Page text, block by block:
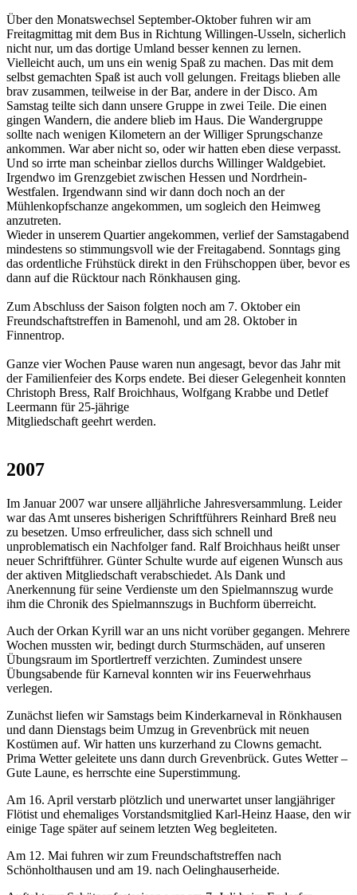
Über den Monatswechsel September-Oktober fuhren wir am
Freitagmittag mit dem Bus in Richtung Willingen-Usseln, sicherlich
nicht nur, um das dortige Umland besser kennen zu lernen.
Vielleicht auch, um uns ein wenig Spaß zu machen. Das mit dem
selbst gemachten Spaß ist auch voll gelungen. Freitags blieben alle
brav zusammen, teilweise in der Bar, andere in der Disco. Am
Samstag teilte sich dann unsere Gruppe in zwei Teile. Die einen
gingen Wandern, die andere blieb im Haus. Die Wandergruppe
sollte nach wenigen Kilometern an der Williger Sprungschanze
ankommen. War aber nicht so, oder wir hatten eben diese verpasst.
Und so irrte man scheinbar ziellos durchs Willinger Waldgebiet.
Irgendwo im Grenzgebiet zwischen Hessen und Nordrhein-
Westfalen. Irgendwann sind wir dann doch noch an der
Mühlenkopfschanze angekommen, um sogleich den Heimweg
anzutreten.
Wieder in unserem Quartier angekommen, verlief der Samstagabend
mindestens so stimmungsvoll wie der Freitagabend. Sonntags ging
das ordentliche Frühstück direkt in den Frühschoppen über, bevor es
dann auf die Rücktour nach Rönkhausen ging.
Zum Abschluss der Saison folgten noch am 7. Oktober ein
Freundschaftstreffen in Bamenohl, und am 28. Oktober in
Finnentrop.
Ganze vier Wochen Pause waren nun angesagt, bevor das Jahr mit
der Familienfeier des Korps endete. Bei dieser Gelegenheit konnten
Christoph Bress, Ralf Broichhaus, Wolfgang Krabbe und Detlef
Leermann für 25-jährige
Mitgliedschaft geehrt werden.
2007
Im Januar 2007 war unsere alljährliche Jahresversammlung. Leider
war das Amt unseres bisherigen Schriftführers Reinhard Breß neu
zu besetzen. Umso erfreulicher, dass sich schnell und
unproblematisch ein Nachfolger fand. Ralf Broichhaus heißt unser
neuer Schriftführer. Günter Schulte wurde auf eigenen Wunsch aus
der aktiven Mitgliedschaft verabschiedet. Als Dank und
Anerkennung für seine Verdienste um den Spielmannszug wurde
ihm die Chronik des Spielmannszugs in Buchform überreicht.
Auch der Orkan Kyrill war an uns nicht vorüber gegangen. Mehrere
Wochen mussten wir, bedingt durch Sturmschäden, auf unseren
Übungsraum im Sportlertreff verzichten. Zumindest unsere
Übungsabende für Karneval konnten wir ins Feuerwehrhaus
verlegen.
Zunächst liefen wir Samstags beim Kinderkarneval in Rönkhausen
und dann Dienstags beim Umzug in Grevenbrück mit neuen
Kostümen auf. Wir hatten uns kurzerhand zu Clowns gemacht.
Prima Wetter geleitete uns dann durch Grevenbrück. Gutes Wetter –
Gute Laune, es herrschte eine Superstimmung.
Am 16. April verstarb plötzlich und unerwartet unser langjähriger
Flötist und ehemaliges Vorstandsmitglied Karl-Heinz Haase, den wir
einige Tage später auf seinem letzten Weg begleiteten.
Am 12. Mai fuhren wir zum Freundschaftstreffen nach
Schönholthausen und am 19. nach Oelinghauserheide.